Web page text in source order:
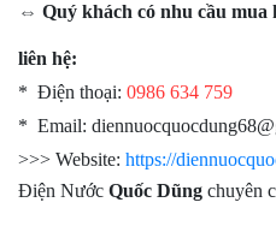
⇔ Quý khách có nhu cầu mua
liên hệ:
* Điện thoại: 0986 634 759
* Email:
>>> Website: https://
Điện Nước Quốc Dũng chuyên